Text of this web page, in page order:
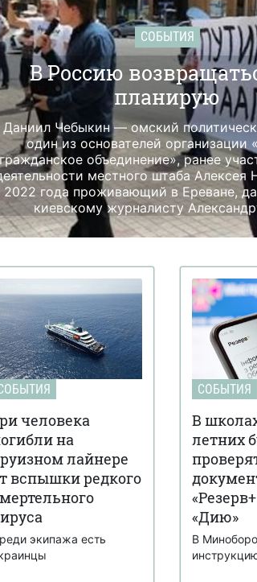
СОБЫТИЯ
В Россию
планирую
Даниил Чебыкин — омский
один из основателей организации
объединение», ранее
местного штаба Алексея
2022 года проживающий в Ереване,
киевскому журналисту
человека
на
лайнере
вспышки редкого
экипажа есть
СОБЫТИЯ
В
летних
«Дию»
В